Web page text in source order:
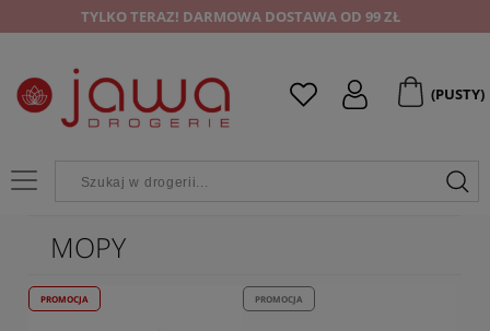
TYLKO TERAZ! DARMOWA DOSTAWA OD 99 ZŁ
(PUSTY)
MOPY
PROMOCJA PROMOCJA